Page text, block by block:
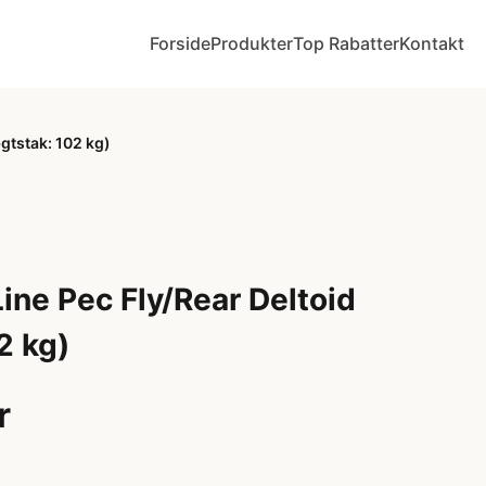
ForsideProdukterTop RabatterKontakt
102 kg)
Pec Fly/Rear Deltoid
kg)